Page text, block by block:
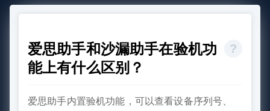
爱思助手和沙漏助手在验机功
能上有什么区别？
爱思助手内置验机功能，可以查看设备序列号、